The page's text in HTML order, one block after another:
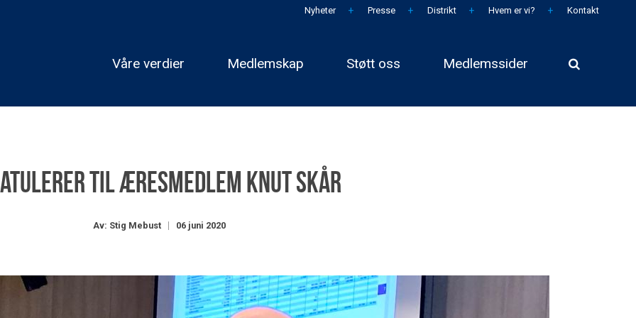
Nyheter Presse Distrikt Hvem er vi? Kontakt
Våre verdier Medlemskap Støtt oss Medlemssider
til æresmedlem Knut Skår
Av: Stig Mebust 06 juni 2020